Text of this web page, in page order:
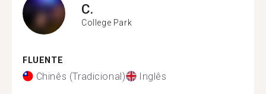
C.
College Park
FLUENTE
Chinês (Tradicional) Inglês